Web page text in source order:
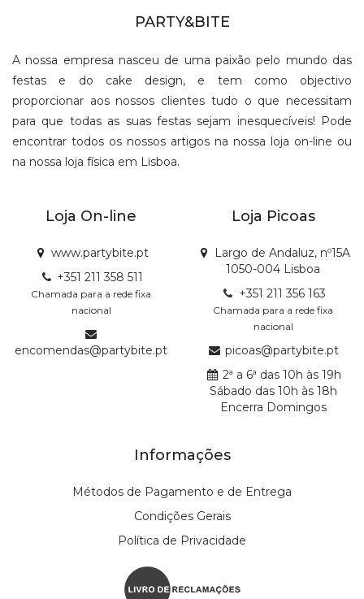
PARTY&BITE
A nossa empresa nasceu de uma paixão pelo mundo das
festas e do cake design, e tem como objectivo
proporcionar aos nossos clientes tudo o que necessitam
para que todas as suas festas sejam inesquecíveis! Pode
encontrar todos os nossos artigos na nossa loja on-line ou
na nossa loja física em Lisboa.
Loja On-line
www.partybite.pt
+351 211 358 511
Chamada para a rede fixa
nacional
encomendas@partybite.pt
Loja Picoas
Largo de Andaluz, nº15A
1050-004 Lisboa
+351 211 356 163
Chamada para a rede fixa
nacional
picoas@partybite.pt
2ª a 6ª das 10h às 19h
Sábado das 10h às 18h
Encerra Domingos
Informações
Métodos de Pagamento e de Entrega
Condições Gerais
Política de Privacidade